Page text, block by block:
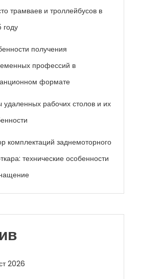
трамваев и троллейбусов в
году
получения
профессий в
формате
удаленных рабочих столов и их
комплектаций заднемоторного
технические особенности
2026